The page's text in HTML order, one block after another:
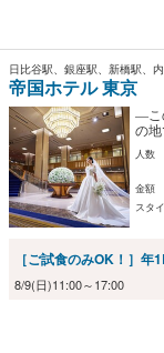
日比谷駅、銀座駅、新橋駅、
帝国ホテル 東京
―こ
の
人数
金額
スタ
［ご試食のみOK！］
8/9(日)11:00～17:00